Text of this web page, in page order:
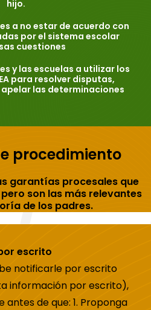
hijo.
a no estar de acuerdo con
por el sistema escolar
cuestiones
y las escuelas a utilizar los
para resolver disputas,
las determinaciones
procedimiento
garantías procesales que
son las más relevantes
de los padres.
escrito
notificarle por escrito
información por escrito),
antes de que: 1. Proponga